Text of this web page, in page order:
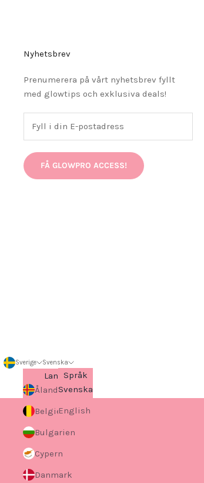
Nyhetsbrev
Prenumerera på vårt nyhetsbrev fyllt
med glowtips och exklusiva deals!
FÅ GLOWPRO ACCESS!
Sverige
Land
Åland
Belgien
Bulgarien
Cypern
Danmark
Svenska
Språk
Svenska
English